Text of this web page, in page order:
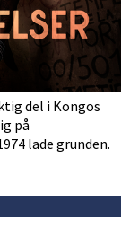
del i Kongos
på
lade grunden.